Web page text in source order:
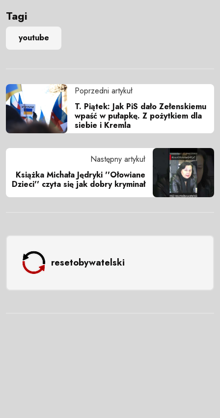
Tagi
youtube
Poprzedni artykuł
T. Piątek: Jak PiS dało Zełenskiemu
wpaść w pułapkę. Z pożytkiem dla
siebie i Kremla
Następny artykuł
Książka Michała Jędryki ''Ołowiane
Dzieci'' czyta się jak dobry kryminał
resetobywatelski